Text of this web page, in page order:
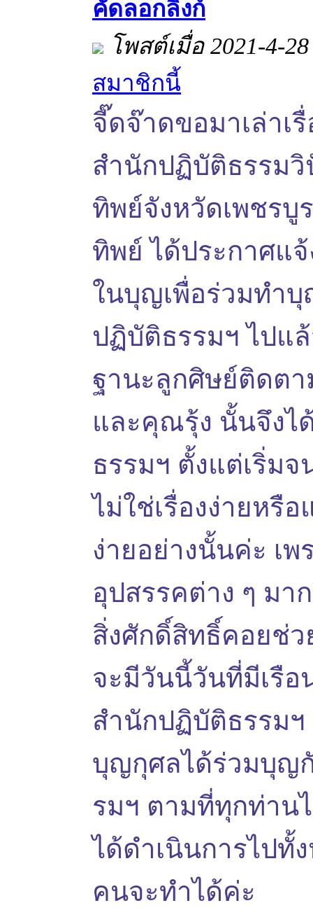
คัดลอกลิงก์
โพสต์เมื่อ 2021-4-
สมาชิกนี้
จี๊ดจ๊าดขอมาเล่าเ
สำนักปฏิบัติธรรม
ทิพย์จังหวัดเพชร
ทิพย์ ได้ประกาศแ
ในบุญเพื่อร่วมทำ
ปฏิบัติธรรมฯ ไปแ
ฐานะลูกศิษย์ติดตา
และคุณรุ้ง นั้นจึงไ
ธรรมฯ ตั้งแต่เริ่ม
ไม่ใช่เรื่องง่ายหรื
ง่ายอย่างนั้นค่ะ เ
อุปสรรคต่าง ๆ ม
สิ่งศักดิ์สิทธิ์คอยช่ว
จะมีวันนี้วันที่มีเรือ
สำนักปฏิบัติธรรม
บุญกุศลได้ร่วมบุญ
รมฯ ตามที่ทุกท่าน
ได้ดำเนินการไปทั้
คนจะทำได้ค่ะ